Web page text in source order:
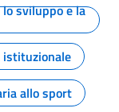
sviluppo e la
allo sport